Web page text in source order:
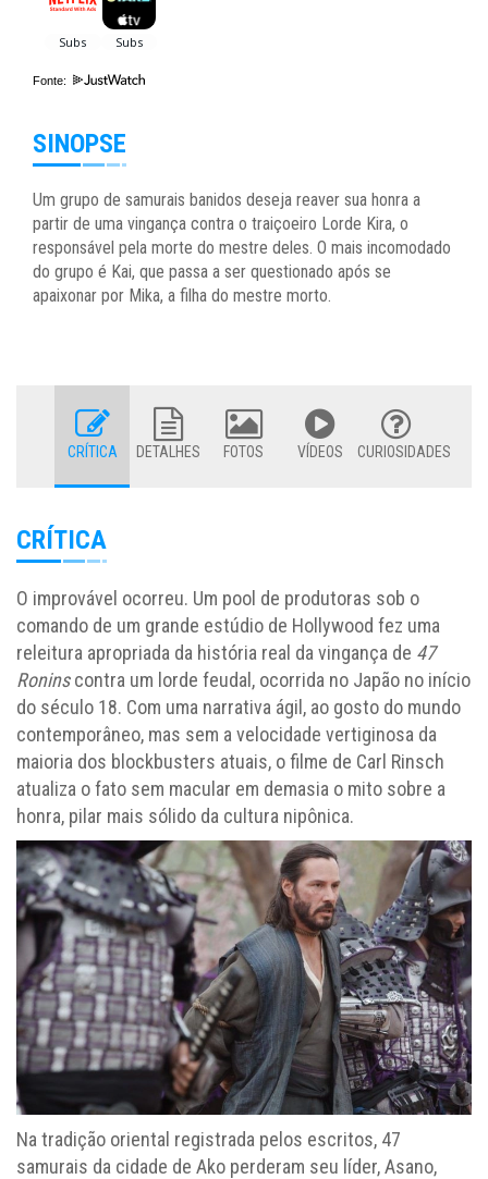
Fonte:
SINOPSE
Um grupo de samurais banidos deseja reaver sua honra a
partir de uma vingança contra o traiçoeiro Lorde Kira, o
responsável pela morte do mestre deles. O mais incomodado
do grupo é Kai, que passa a ser questionado após se
apaixonar por Mika, a filha do mestre morto.
CRÍTICA DETALHES FOTOS VÍDEOS CURIOSIDADES
CRÍTICA
O improvável ocorreu. Um pool de produtoras sob o
comando de um grande estúdio de Hollywood fez uma
releitura apropriada da história real da vingança de 47
Roninscontra um lorde feudal, ocorrida no Japão no início
do século 18. Com uma narrativa ágil, ao gosto do mundo
contemporâneo, mas sem a velocidade vertiginosa da
maioria dos blockbusters atuais, o filme de Carl Rinsch
atualiza o fato sem macular em demasia o mito sobre a
honra, pilar mais sólido da cultura nipônica.
Na tradição oriental registrada pelos escritos, 47
samurais da cidade de Ako perderam seu líder, Asano,